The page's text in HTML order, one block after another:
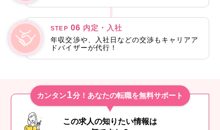
STEP 06 内定・入社
年収交渉や、入社日などの交渉もキャリアア
ドバイザーが代行！
カンタン1分！あなたの転職を無料サポート
この求人の知りたい情報は